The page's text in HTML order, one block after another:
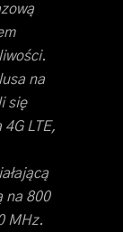
na
się
LTE,
na 800
MHz.